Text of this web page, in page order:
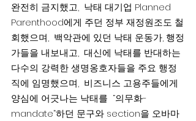
완전히 금지했고,  낙태 대기업 Planned
Parenthood에게 주던 정부 재정원조도 철
회했으며,  백악관에 있던 낙태 운동가, 행정
가들을 내보내고,  대신에 낙태를 반대하는
다수의 강력한 생명옹호자들을 주요 행정
직에 임명했으며,  비즈니스 고용주들에게
양심에 어긋나는 낙태를  “의무화-
mandate”하던 문구와 section을 오바마